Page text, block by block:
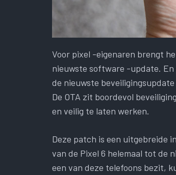
Voor pixel -eigenaren brengt
nieuwste software -update.
de nieuwste
De OTA zit boordevol
en veilig te laten werken.
Deze patch is een uitgebreide
van de Pixel 6 helemaal tot de
een van deze telefoons bezit,